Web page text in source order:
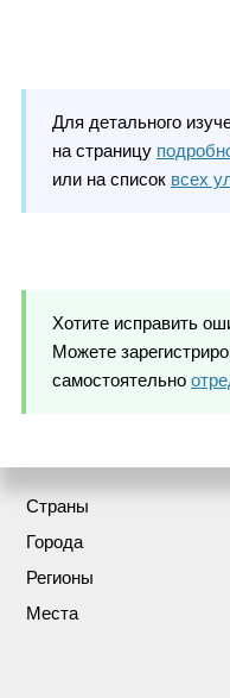
Для детального
на страницу
или на список всех
Хотите исправить
Можете
самостоятельно
Страны
Города
Регионы
Места